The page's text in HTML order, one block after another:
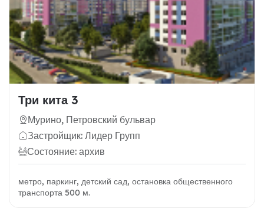
Три кита 3
Мурино, Петровский бульвар
Застройщик: Лидер Групп
Состояние: архив
метро, паркинг, детский сад, остановка общественного
транспорта 500 м.